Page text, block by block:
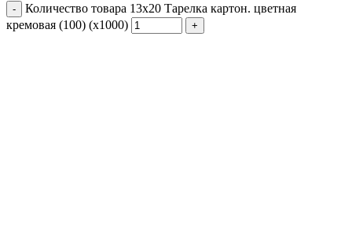
Количество товара 13х20 Тарелка картон. цветная
кремовая (100) (х1000)